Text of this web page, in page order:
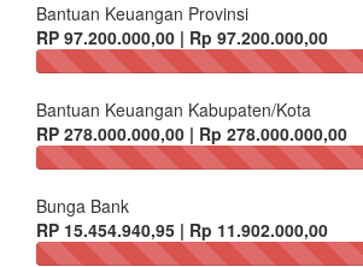
Bantuan Keuangan Provinsi
RP 97.200.000,00 | Rp 97.200.000,00
Bantuan Keuangan Kabupaten/Kota
RP 278.000.000,00 | Rp 278.000.000,00
Bunga Bank
RP 15.454.940,95 | Rp 11.902.000,00